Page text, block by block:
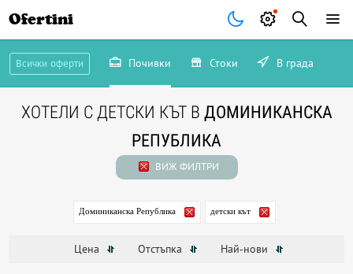
Ofertini
Всички оферти Почивки Стоки В града
ХОТЕЛИ С ДЕТСКИ КЪТ В ДОМИНИКАНСКА
РЕПУБЛИКА
ВИЖ ФИЛТРИ
Доминиканска Република детски кът
Цена Отстъпка Най-нови